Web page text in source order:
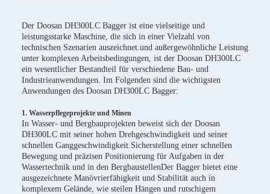
Der Doosan DH300LC Bagger ist eine vielseitige und
leistungsstarke Maschine, die sich in einer Vielzahl von
technischen Szenarien auszeichnet.und außergewöhnliche Leistung
unter komplexen Arbeitsbedingungen, ist der Doosan DH300LC
ein wesentlicher Bestandteil für verschiedene Bau- und
Industrieanwendungen. Im Folgenden sind die wichtigsten
Anwendungen des Doosan DH300LC Bagger:
1. Wasserpflegeprojekte und Minen
In Wasser- und Bergbauprojekten beweist sich der Doosan
DH300LC mit seiner hohen Drehgeschwindigkeit und seiner
schnellen Ganggeschwindigkeit.Sicherstellung einer schnellen
Bewegung und präzisen Positionierung für Aufgaben in der
Wassertechnik und in den BergbaustellenDer Bagger bietet eine
ausgezeichnete Manövrierfähigkeit und Stabilität auch in
komplexem Gelände, wie steilen Hängen und rutschigem